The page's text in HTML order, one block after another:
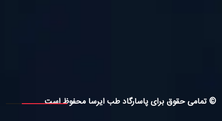
© تمامی حقوق برای پاسارگاد طب ایرسا محفوظ است.